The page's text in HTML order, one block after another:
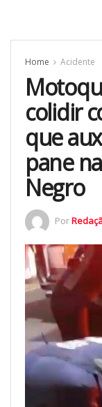
Home Acidente
colidir
que
pane
Negro
Por